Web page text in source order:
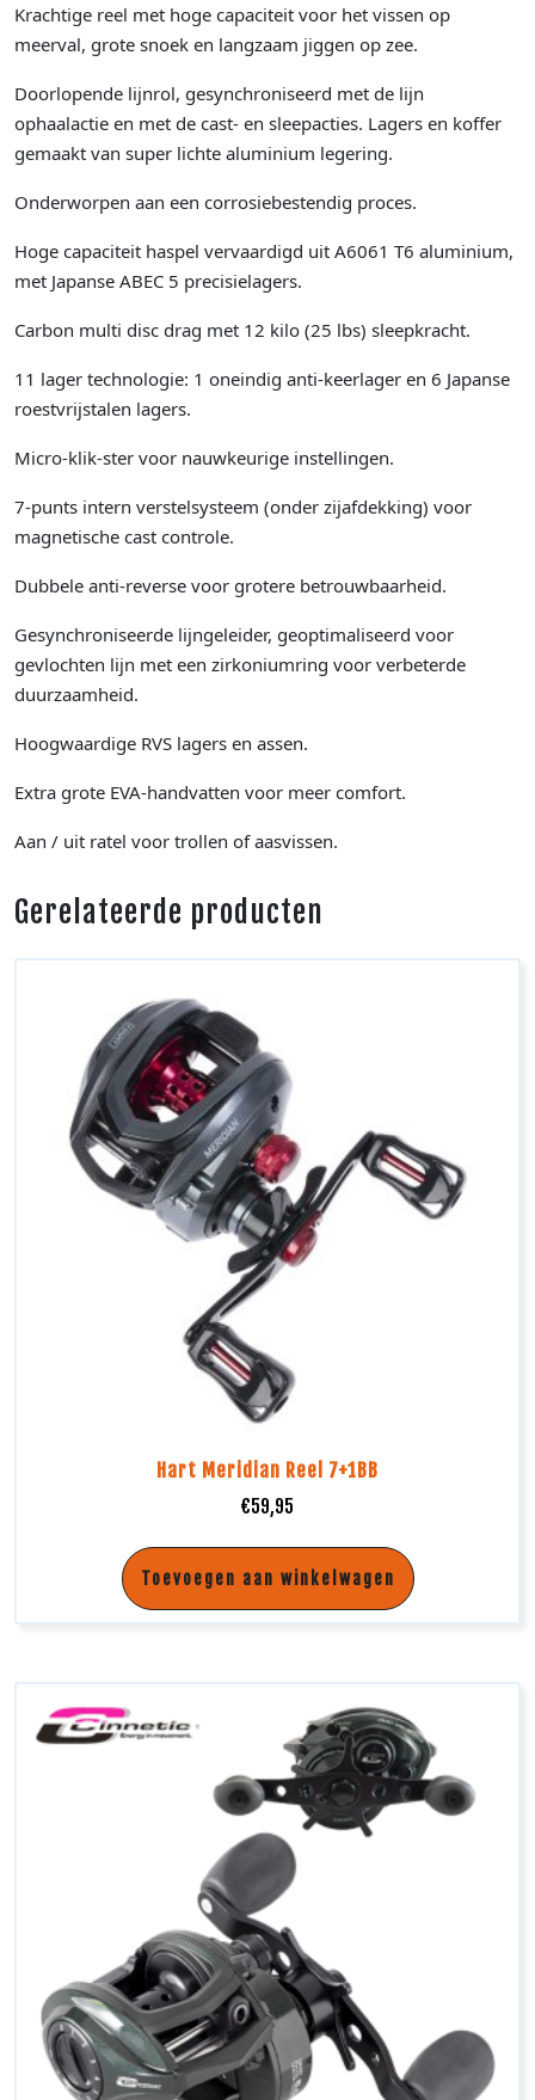
Krachtige reel met hoge capaciteit voor het vissen op
meerval, grote snoek en langzaam jiggen op zee.
Doorlopende lijnrol, gesynchroniseerd met de lijn
ophaalactie en met de cast- en sleepacties. Lagers en koffer
gemaakt van super lichte aluminium legering.
Onderworpen aan een corrosiebestendig proces.
Hoge capaciteit haspel vervaardigd uit A6061 T6 aluminium,
met Japanse ABEC 5 precisielagers.
Carbon multi disc drag met 12 kilo (25 lbs) sleepkracht.
11 lager technologie: 1 oneindig anti-keerlager en 6 Japanse
roestvrijstalen lagers.
Micro-klik-ster voor nauwkeurige instellingen.
7-punts intern verstelsysteem (onder zijafdekking) voor
magnetische cast controle.
Dubbele anti-reverse voor grotere betrouwbaarheid.
Gesynchroniseerde lijngeleider, geoptimaliseerd voor
gevlochten lijn met een zirkoniumring voor verbeterde
duurzaamheid.
Hoogwaardige RVS lagers en assen.
Extra grote EVA-handvatten voor meer comfort.
Aan / uit ratel voor trollen of aasvissen.
Gerelateerde producten
Hart Meridian Reel 7+1BB
€59,95
Toevoegen aan winkelwagen